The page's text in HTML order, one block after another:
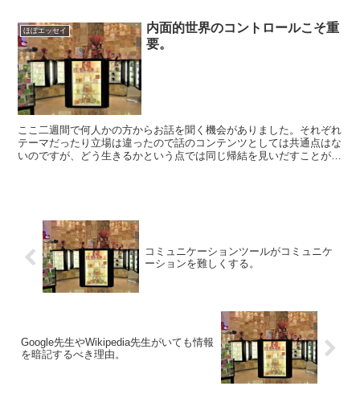
ほぼエッセイ
内面的世界のコントロールこそ重
要。
ここ二週間で何人かの方からお話を聞く機会がありました。それぞれ
テーマだったり立場は違ったので話のコンテンツとしては共通点はな
いのですが、どう生きるかという点では同じ帰結を見いだすことが出
コミュニケーションツールがコミュニケ
ーションを難しくする。
Google先生やWikipedia先生がいても情報
を暗記するべき理由。